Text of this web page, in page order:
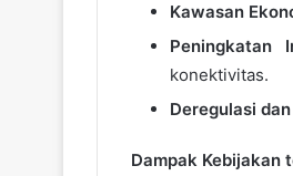
Kawasan
Peningkatan
konektivitas.
Deregulasi
Dampak Kebijakan